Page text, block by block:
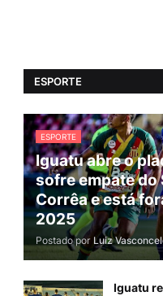
ESPORTE
ESPORTE
Iguatu abre o
sofre empate do
Corrêa e está
2025
Postado por Luiz
Iguatu